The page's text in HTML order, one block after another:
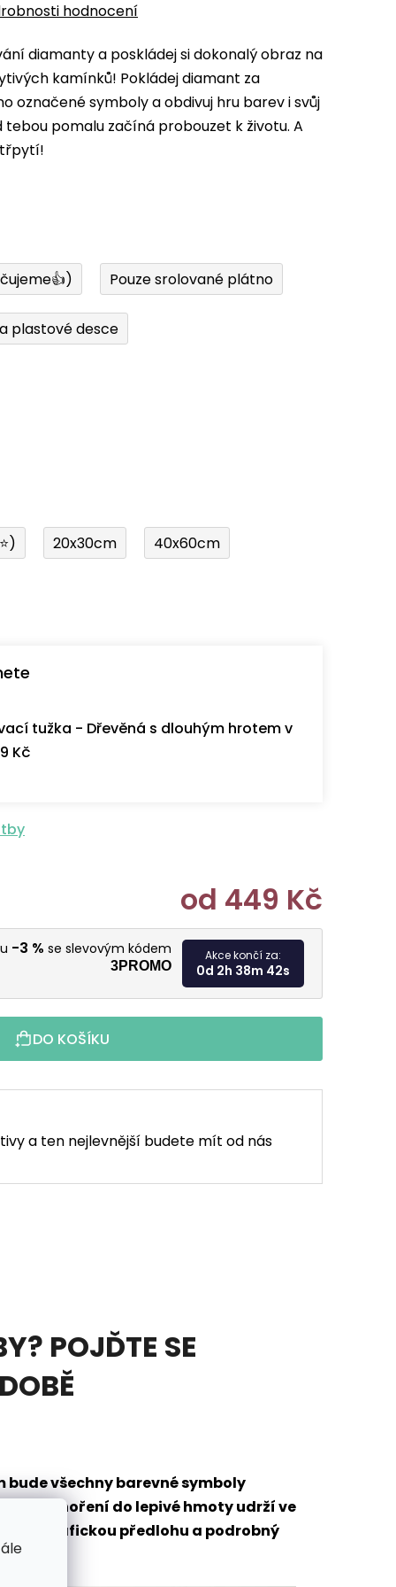
hodnocení
diamanty a poskládej si dokonalý obraz na
kamínků! Pokládej diamant za
označené symboly a obdivuj hru barev i svůj
pomalu začíná probouzet k životu. A
Pouze srolované plátno
plastové desce
20x30cm 40x60cm
tužka - Dřevěná s dlouhým hrotem v
Kč
od 449 Kč
Měrná
-3 % se slevovým kódem
3PROMO
Akce končí za:
0d 2h 38m 40s
DO KOŠÍKU
a ten nejlevnější budete mít od nás
POJĎTE SE
všechny barevné symboly
po ponoření do lepivé hmoty udrží ve
grafickou předlohu a podrobný